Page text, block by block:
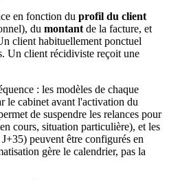
en fonction du profil du client
du montant de la facture, et
client habituellement ponctuel
Un client récidiviste reçoit une
: les modèles de chaque
le cabinet avant l'activation du
de suspendre les relances pour
cours, situation particulière), et les
peuvent être configurés en
gère le calendrier, pas la